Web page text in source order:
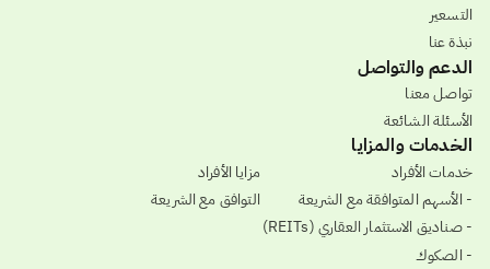
التسعير
نبذة عنا
الدعم والتواصل
تواصل معنا
الأسئلة الشائعة
الخدمات والمزايا
خدمات الأفراد
- الأسهم المتوافقة مع الشريعة
- صناديق الاستثمار العقاري (REITs)
- الصكوك
مزايا الأفراد
التوافق مع الشريعة